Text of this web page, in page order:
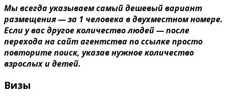
Мы всегда указываем самый дешевый вариант
размещения — за 1 человека в двухместном номере.
Если у вас другое количество людей — после
перехода на сайт агентства по ссылке просто
повторите поиск, указав нужное количество
взрослых и детей.
Визы